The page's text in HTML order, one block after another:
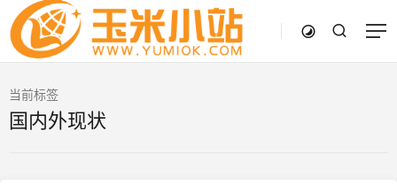
当前标签
国内外现状